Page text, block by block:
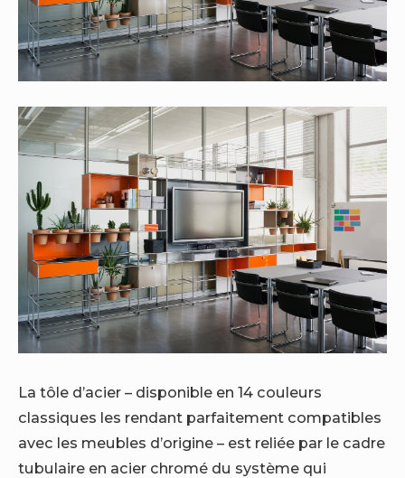
La tôle d’acier – disponible en 14 couleurs
classiques les rendant parfaitement compatibles
avec les meubles d’origine – est reliée par le cadre
tubulaire en acier chromé du système qui